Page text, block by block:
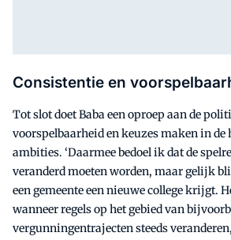
Consistentie en
Tot slot doet Baba een oproep aan de
voorspelbaarheid en keuzes maken in de
ambities. ‘Daarmee bedoel ik dat de
veranderd moeten worden, maar gelijk
een gemeente een nieuwe college krijgt.
wanneer regels op het gebied van
vergunningentrajecten steeds